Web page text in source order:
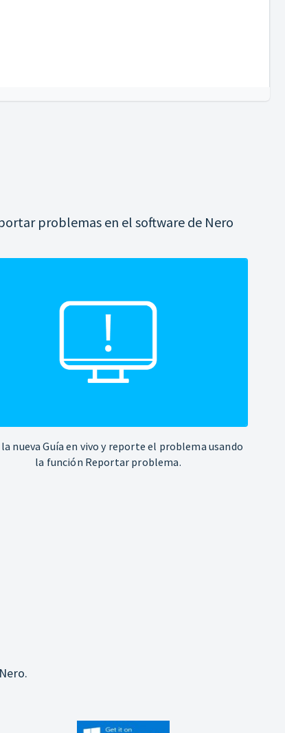
problemas en el software de Nero
nueva Guía en vivo y reporte el problema usando
la función Reportar problema.